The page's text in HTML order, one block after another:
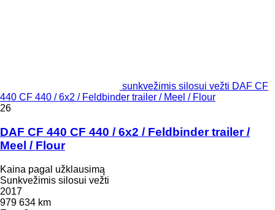
sunkvežimis silosui vežti DAF CF
440 CF 440 / 6x2 / Feldbinder trailer / Meel / Flour
26
DAF CF 440 CF 440 / 6x2 / Feldbinder trailer /
Meel / Flour
Kaina pagal užklausimą
Sunkvežimis silosui vežti
2017
979 634 km